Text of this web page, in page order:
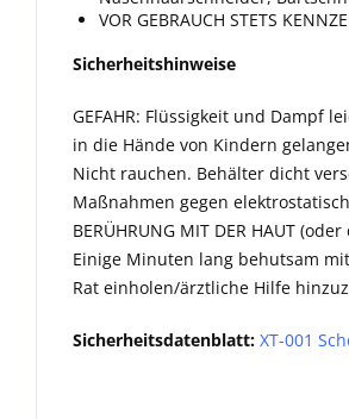
VOR GEBRAUCH STETS
Sicherheitshinweise
GEFAHR: Flüssigkeit und Dampf
in die Hände von Kindern
Nicht rauchen. Behälter dicht
Maßnahmen gegen
BERÜHRUNG MIT DER HAUT
Einige Minuten lang behutsam
Rat einholen/ärztliche Hilfe
Sicherheitsdatenblatt: XT-001